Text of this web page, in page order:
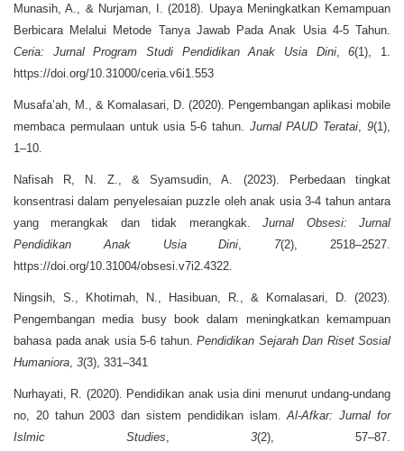
Munasih, A., & Nurjaman, I. (2018). Upaya Meningkatkan Kemampuan
Berbicara Melalui Metode Tanya Jawab Pada Anak Usia 4-5 Tahun.
Ceria: Jurnal Program Studi Pendidikan Anak Usia Dini,6(1), 1.
https://doi.org/10.31000/ceria.v6i1.553
Musafa’ah, M., & Komalasari, D. (2020). Pengembangan aplikasi mobile
membaca permulaan untuk usia 5-6 tahun. Jurnal PAUD Teratai,9(1),
1–10.
Nafisah R, N. Z., & Syamsudin, A. (2023). Perbedaan tingkat
konsentrasi dalam penyelesaian puzzle oleh anak usia 3-4 tahun antara
yang merangkak dan tidak merangkak.Jurnal Obsesi: Jurnal
Pendidikan Anak Usia Dini, 7(2), 2518–2527.
https://doi.org/10.31004/obsesi.v7i2.4322.
Ningsih, S., Khotimah, N., Hasibuan, R., & Komalasari, D. (2023).
Pengembangan media busy book dalam meningkatkan kemampuan
bahasa pada anak usia 5-6 tahun. Pendidikan Sejarah Dan Riset Sosial
Humaniora, 3(3), 331–341
Nurhayati, R. (2020). Pendidikan anak usia dini menurut undang-undang
no, 20 tahun 2003 dan sistem pendidikan islam.Al-Afkar: Jurnal for
Islmic Studies, 3(2), 57–87.